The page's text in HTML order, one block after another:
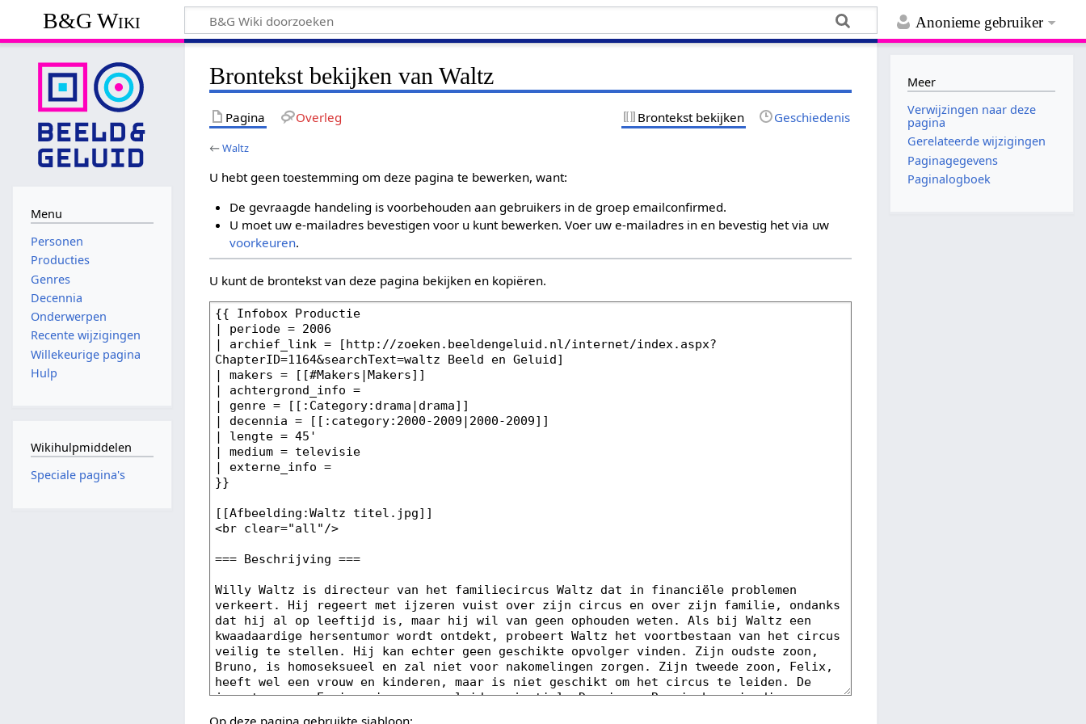
Anonieme gebruiker
B&G Wiki
Brontekst bekijken van Waltz
Pagina Overleg Brontekst bekijken Geschiedenis
←Waltz
U hebt geen toestemming om deze pagina te bewerken, want:
De gevraagde handeling is voorbehouden aan gebruikers in de groep emailconfirmed.
U moet uw e-mailadres bevestigen voor u kunt bewerken. Voer uw e-mailadres in en bevestig het via uw
voorkeuren.
U kunt de brontekst van deze pagina bekijken en kopiëren.
Op deze pagina gebruikte sjabloon:
Menu
Personen
Producties
Genres
Decennia
Onderwerpen
Recente wijzigingen
Willekeurige pagina
Hulp
Wikihulpmiddelen
Speciale pagina's
Meer
Verwijzingen naar deze
pagina
Gerelateerde wijzigingen
Paginagegevens
Paginalogboek